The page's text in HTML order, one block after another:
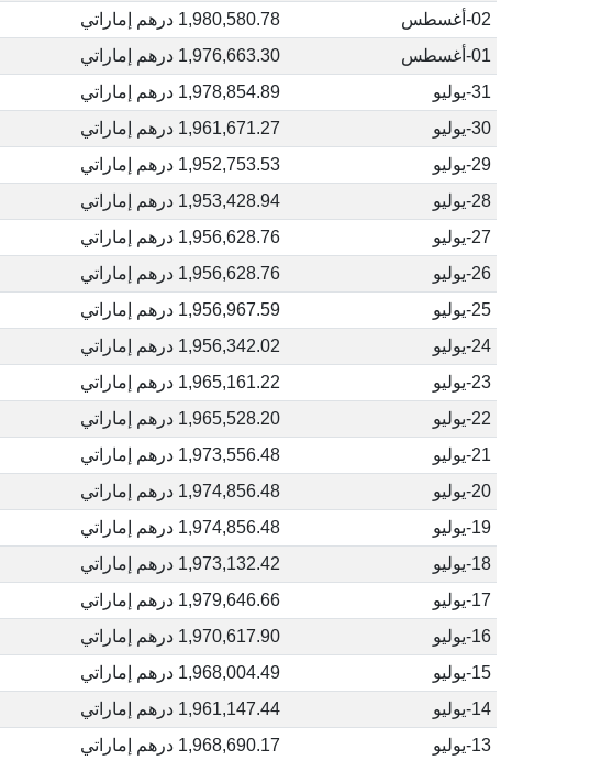
02-أغسطس
1,980,580.78 درهم إماراتي
01-أغسطس
1,976,663.30 درهم إماراتي
31-يوليو
1,978,854.89 درهم إماراتي
30-يوليو
1,961,671.27 درهم إماراتي
29-يوليو
1,952,753.53 درهم إماراتي
28-يوليو
1,953,428.94 درهم إماراتي
27-يوليو
1,956,628.76 درهم إماراتي
26-يوليو
1,956,628.76 درهم إماراتي
25-يوليو
1,956,967.59 درهم إماراتي
24-يوليو
1,956,342.02 درهم إماراتي
23-يوليو
1,965,161.22 درهم إماراتي
22-يوليو
1,965,528.20 درهم إماراتي
21-يوليو
1,973,556.48 درهم إماراتي
20-يوليو
1,974,856.48 درهم إماراتي
19-يوليو
1,974,856.48 درهم إماراتي
18-يوليو
1,973,132.42 درهم إماراتي
17-يوليو
1,979,646.66 درهم إماراتي
16-يوليو
1,970,617.90 درهم إماراتي
15-يوليو
1,968,004.49 درهم إماراتي
14-يوليو
1,961,147.44 درهم إماراتي
13-يوليو
1,968,690.17 درهم إماراتي